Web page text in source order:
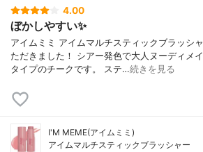
4.00
ぼかしやすい✨
アイムミミ アイムマルチスティックブラッシ
ただきました！ シアー発色で大人ヌーディメ
タイプのチークです。 ステ…続きを見る
I'M MEME(アイムミミ)
アイムマルチスティックブラッシャー